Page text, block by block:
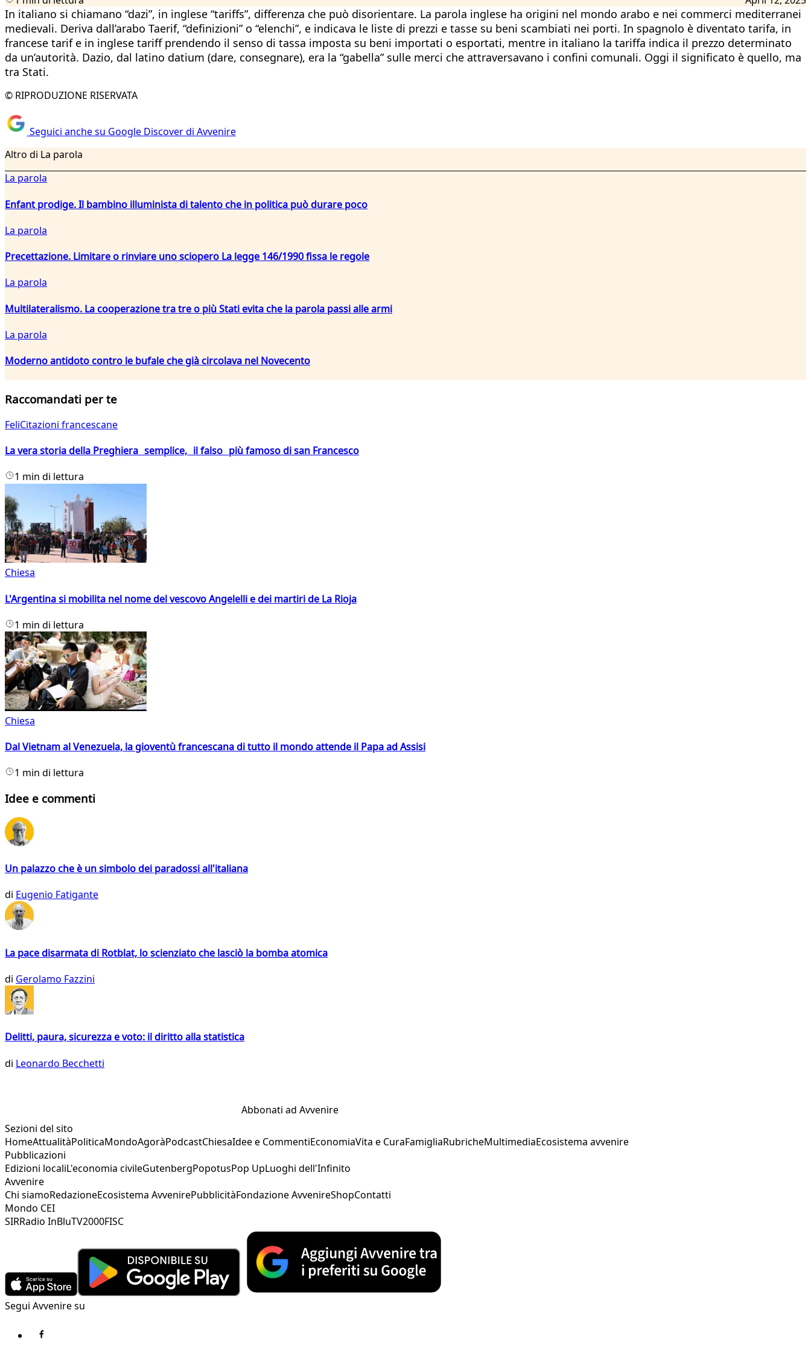
In italiano si chiamano “dazi”, in inglese “tariffs”, differenza che può disorientare. La parola inglese ha origini nel mondo arabo e nei commerci mediterranei
medievali. Deriva dall’arabo Taerif, “definizioni” o “elenchi”, e indicava le liste di prezzi e tasse su beni scambiati nei porti. In spagnolo è diventato tarifa, in
francese tarif e in inglese tariff prendendo il senso di tassa imposta su beni importati o esportati, mentre in italiano la tariffa indica il prezzo determinato
da un’autorità. Dazio, dal latino datium (dare, consegnare), era la “gabella” sulle merci che attraversavano i confini comunali. Oggi il significato è quello, ma
tra Stati.
© RIPRODUZIONE RISERVATA
Seguici anche su Google Discover di Avvenire
Altro di La parola
La parola
Enfant prodige. Il bambino illuminista di talento che in politica può durare poco
La parola
Precettazione. Limitare o rinviare uno sciopero La legge 146/1990 fissa le regole
La parola
Multilateralismo. La cooperazione tra tre o più Stati evita che la parola passi alle armi
La parola
Moderno antidoto contro le bufale che già circolava nel Novecento
Raccomandati per te
FeliCitazioni francescane
La vera storia della Preghiera semplice, il falso più famoso di san Francesco
1 min di lettura
Chiesa
L'Argentina si mobilita nel nome del vescovo Angelelli e dei martiri de La Rioja
1 min di lettura
Chiesa
Dal Vietnam al Venezuela, la gioventù francescana di tutto il mondo attende il Papa ad Assisi
1 min di lettura
Idee e commenti
Un palazzo che è un simbolo dei paradossi all'italiana
di Eugenio Fatigante
La pace disarmata di Rotblat, lo scienziato che lasciò la bomba atomica
di Gerolamo Fazzini
Delitti, paura, sicurezza e voto: il diritto alla statistica
di Leonardo Becchetti
Abbonati ad Avvenire
Sezioni del sito
HomeAttualitàPoliticaMondoAgoràPodcastChiesaIdee e CommentiEconomiaVita e CuraFamigliaRubricheMultimediaEcosistema avvenire
Pubblicazioni
Edizioni localiL'economia civileGutenbergPopotusPop UpLuoghi dell'Infinito
Avvenire
Chi siamoRedazioneEcosistema AvvenirePubblicitàFondazione AvvenireShopContatti
Mondo CEI
SIRRadio InBluTV2000FISC
Segui Avvenire su